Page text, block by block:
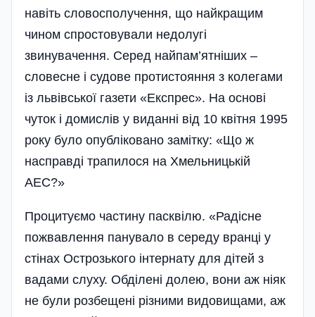
навіть словосполучення, що найкращим
чином спростовували недолугі
звинувачення. Серед найпам’ятніших –
словесне і судове протистояння з колегами
із львівської газети «Експрес». На основі
чуток і домислів у виданні від 10 квітня 1995
року було опубліковано замітку: «Що ж
насправді трапилося на Хмельницькій
АЕС?»
Процитуємо частину пасквілю. «Радісне
пожвавлення панувало в середу вранці у
стінах Острозького інтернату для дітей з
вадами слуху. Обділені долею, вони аж ніяк
не були розбещені різними видовищами, аж